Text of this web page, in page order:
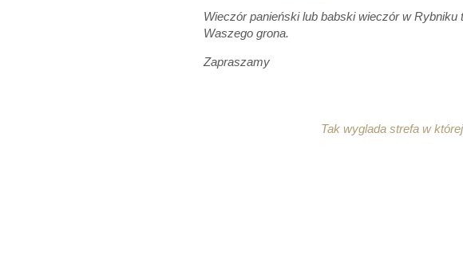
Wieczór panieński lub babski wieczór w
Waszego grona.
Zapraszamy
Tak wyglada strefa w